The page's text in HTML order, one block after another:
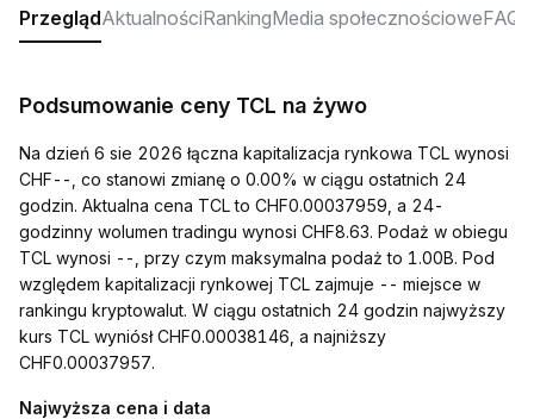
PrzeglądAktualnościRankingMedia społecznościoweFAQ
Podsumowanie ceny TCL na żywo
Na dzień 6 sie 2026 łączna kapitalizacja rynkowa TCL wynosi
CHF--, co stanowi zmianę o 0.00% w ciągu ostatnich 24
godzin. Aktualna cena TCL to CHF0.00037959, a 24-
godzinny wolumen tradingu wynosi CHF8.63. Podaż w obiegu
TCL wynosi --, przy czym maksymalna podaż to 1.00B. Pod
względem kapitalizacji rynkowej TCL zajmuje -- miejsce w
rankingu kryptowalut. W ciągu ostatnich 24 godzin najwyższy
kurs TCL wyniósł CHF0.00038146, a najniższy
CHF0.00037957.
Najwyższa cena i data